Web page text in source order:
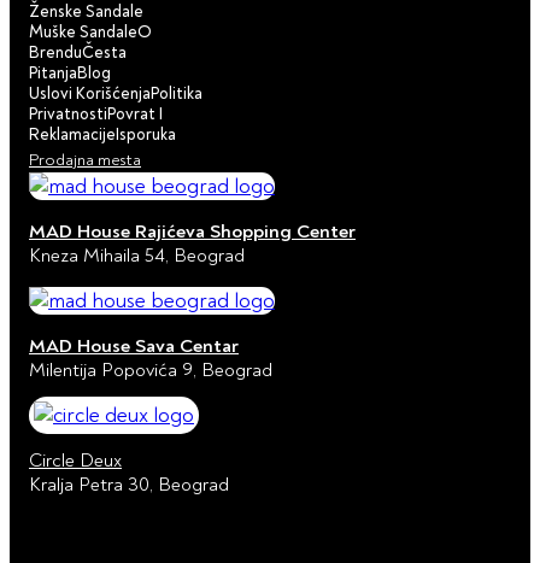
Ženske Sandale
Muške SandaleO
BrenduČesta
PitanjaBlog
Uslovi KorišćenjaPolitika
PrivatnostiPovrat I
ReklamacijeIsporuka
Prodajna mesta
MAD House Rajićeva Shopping Center
Kneza Mihaila 54, Beograd
MAD House Sava Centar
Milentija Popovića 9, Beograd
Circle Deux
Kralja Petra 30, Beograd